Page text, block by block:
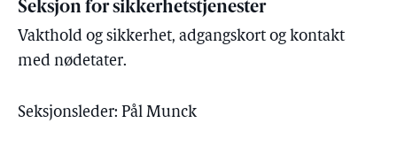
Seksjon for sikkerhetstjenester
Vakthold og sikkerhet, adgangskort og kontakt
med nødetater.
Seksjonsleder: Pål Munck